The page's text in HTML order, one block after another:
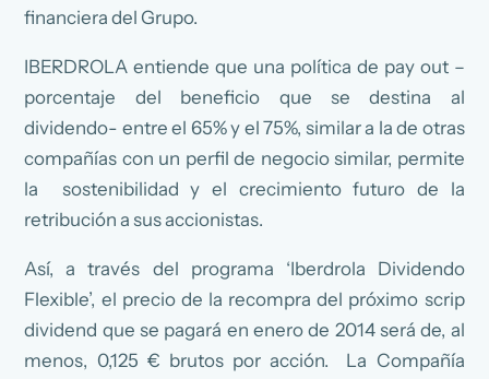
financiera del Grupo.
IBERDROLA entiende que una política de pay out –
porcentaje del beneficio que se destina al
dividendo- entre el 65% y el 75%, similar a la de otras
compañías con un perfil de negocio similar, permite
la sostenibilidad y el crecimiento futuro de la
retribución a sus accionistas.
Así, a través del programa ‘Iberdrola Dividendo
Flexible’, el precio de la recompra del próximo scrip
dividend que se pagará en enero de 2014 será de, al
menos, 0,125 € brutos por acción. La Compañía